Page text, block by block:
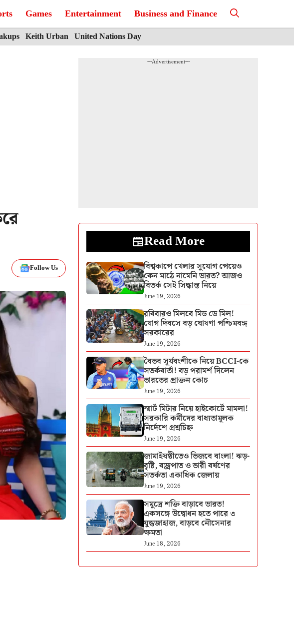
Games Entertainment Business and Finance
Keith Urban United Nations Day
Follow Us
---Advertisement---
Read More
বিশ্বকাপে খেলার সুযোগ পেয়েও
কেন মাঠে নামেনি ভারত? আজও
বিতর্ক সেই সিদ্ধান্ত নিয়ে
June 19, 2026
রবিবারও মিলবে মিড ডে মিল!
যোগ দিবসে বড় ঘোষণা পশ্চিমবঙ্গ
সরকারের
June 19, 2026
বৈভব সূর্যবংশীকে নিয়ে BCCI-কে
সতর্কবার্তা! বড় পরামর্শ দিলেন
ভারতের প্রাক্তন কোচ
June 19, 2026
স্মার্ট মিটার নিয়ে হাইকোর্টে মামলা!
সরকারি কর্মীদের বাধ্যতামূলক
নির্দেশে প্রশ্নচিহ্ন
June 19, 2026
জামাইষষ্ঠীতেও ভিজবে বাংলা! ঝড়-
বৃষ্টি, বজ্রপাত ও ভারী বর্ষণের
সতর্কতা একাধিক জেলায়
June 19, 2026
সমুদ্রে শক্তি বাড়াবে ভারত!
একসঙ্গে উদ্বোধন হতে পারে ৩
যুদ্ধজাহাজ, বাড়বে নৌসেনার
ক্ষমতা
June 18, 2026